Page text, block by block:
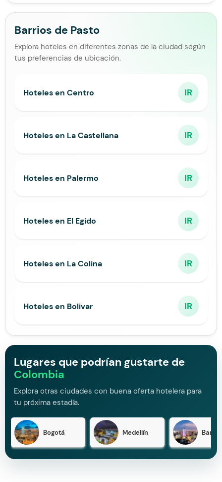
Barrios de Pasto
Explora hoteles en diferentes zonas de la ciudad según
tus preferencias de ubicación.
Hoteles en Centro IR
Hoteles en La Castellana IR
Hoteles en Palermo IR
Hoteles en El Egido IR
Hoteles en La Colina IR
Hoteles en Bolivar IR
Lugares que podrían gustarte de
Colombia
Explora otras ciudades con buena oferta hotelera para
tu próxima estadía.
Bogotá Medellín